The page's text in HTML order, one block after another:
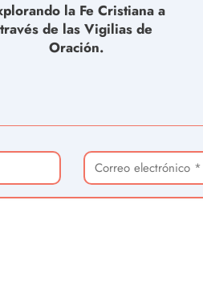
la Fe Cristiana a
través de las Vigilias de
Oración.